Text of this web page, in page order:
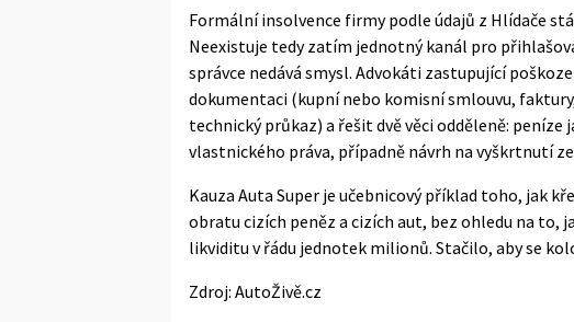
Formální insolvence firmy podle údajů z Hlídače
Neexistuje tedy zatím jednotný kanál pro
správce nedává smysl. Advokáti zastupující
dokumentaci (kupní nebo komisní smlouvu,
technický průkaz) a řešit dvě věci odděleně:
vlastnického práva, případně návrh na vyškrtnutí
Kauza Auta Super je učebnicový příklad toho, jak
obratu cizích peněz a cizích aut, bez ohledu na to,
likviditu v řádu jednotek milionů. Stačilo, aby se
Zdroj: AutoŽivě.cz